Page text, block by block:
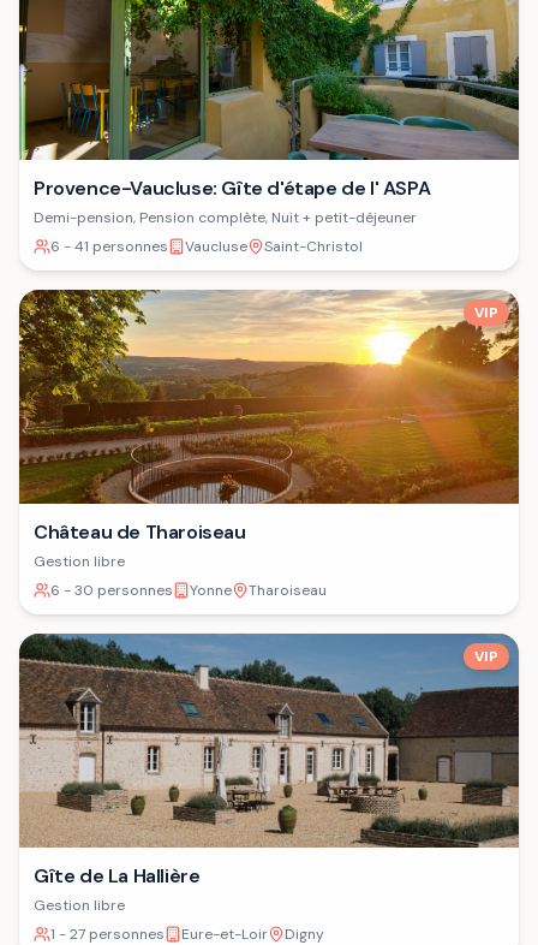
Provence-Vaucluse: Gîte d'étape de l' ASPA
Demi-pension, Pension complète, Nuit + petit-déjeuner
6 - 41 personnes
Vaucluse Saint-Christol
VIP
Château de Tharoiseau
Gestion libre
6 - 30 personnes
Yonne Tharoiseau
VIP
Gîte de La Hallière
Gestion libre
1 - 27 personnes
Eure-et-Loir Digny